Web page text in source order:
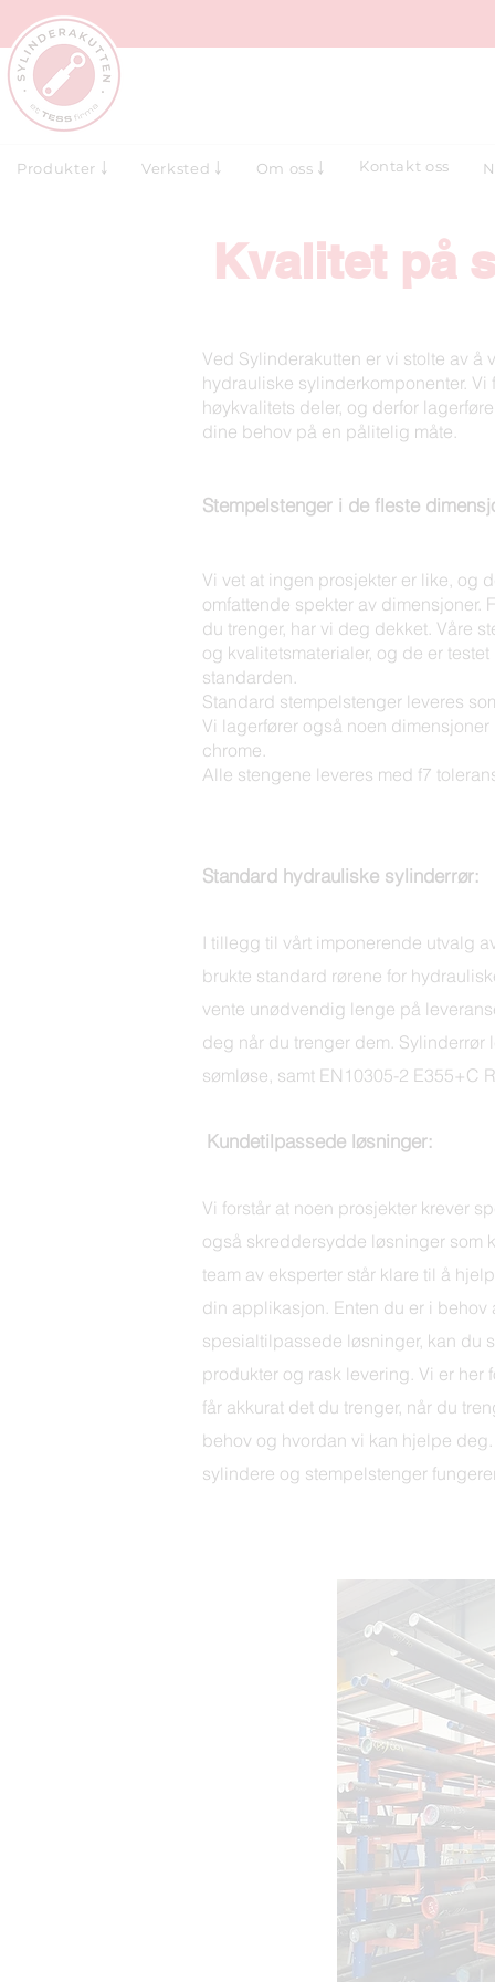
Produkter ￬ Verksted ￬ Om oss ￬ Kontakt oss
Kvalitet på
Ved Sylinderakutten er vi stolte av
hydrauliske sylinderkomponenter.
høykvalitets deler, og derfor
dine behov på en pålitelig måte.
Stempelstenger i de fleste
Vi vet at ingen prosjekter er like, og
omfattende spekter av dimensjoner.
du trenger, har vi deg dekket. Våre
og kvalitetsmaterialer, og de er
standarden.
Standard stempelstenger leveres
Vi lagerfører også noen
chrome.
Alle stengene leveres med f7
Standard hydrauliske sylinderrør:
I tillegg til vårt imponerende utvalg
brukte standard rørene for
vente unødvendig lenge på
deg når du trenger dem. Sylinderrør
sømløse, samt EN10305-2 E355+C
Kundetilpassede løsninger:
Vi forstår at noen prosjekter krever
også skreddersydde løsninger som
team av eksperter står klare til å
din applikasjon. Enten du er i
spesialtilpassede løsninger, kan du
produkter og rask levering. Vi er her
får akkurat det du trenger, når du
behov og hvordan vi kan hjelpe
sylindere og stempelstenger